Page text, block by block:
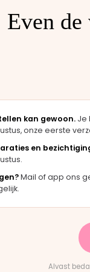
zag er
en het paste
instructies waren
Even
kan gewoon. Je
onze eerste
en
Mail of app ons
Alvast